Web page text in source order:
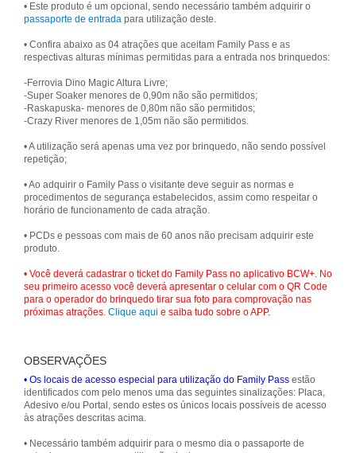
• Este produto é um opcional, sendo necessário também adquirir o
passaporte de entrada para utilização deste.
• Confira abaixo as 04 atrações que aceitam Family Pass e as
respectivas alturas mínimas permitidas para a entrada nos brinquedos:
-Ferrovia Dino Magic Altura Livre;
-Super Soaker menores de 0,90m não são permitidos;
-Raskapuska- menores de 0,80m não são permitidos;
-Crazy River menores de 1,05m não são permitidos.
• A utilização será apenas uma vez por brinquedo, não sendo possível
repetição;
• Ao adquirir o Family Pass o visitante deve seguir as normas e
procedimentos de segurança estabelecidos, assim como respeitar o
horário de funcionamento de cada atração.
• PCDs e pessoas com mais de 60 anos não precisam adquirir este
produto.
• Você deverá cadastrar o ticket do Family Pass no aplicativo BCW+. No
seu primeiro acesso você deverá apresentar o celular com o QR Code
para o operador do brinquedo tirar sua foto para comprovação nas
próximas atrações. Clique aqui e saiba tudo sobre o APP.
OBSERVAÇÕES
• Os locais de acesso especial para utilização do Family Pass estão
identificados com pelo menos uma das seguintes sinalizações: Placa,
Adesivo e/ou Portal, sendo estes os únicos locais possíveis de acesso
às atrações descritas acima.
• Necessário também adquirir para o mesmo dia o passaporte de